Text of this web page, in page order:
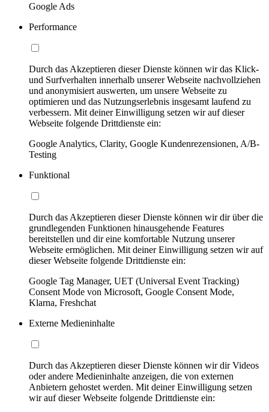
Google Ads
Performance
Durch das Akzeptieren dieser Dienste können wir das Klick-
und Surfverhalten innerhalb unserer Webseite nachvollziehen
und anonymisiert auswerten, um unsere Webseite zu
optimieren und das Nutzungserlebnis insgesamt laufend zu
verbessern. Mit deiner Einwilligung setzen wir auf dieser
Webseite folgende Drittdienste ein:
Google Analytics, Clarity, Google Kundenrezensionen, A/B-
Testing
Funktional
Durch das Akzeptieren dieser Dienste können wir dir über die
grundlegenden Funktionen hinausgehende Features
bereitstellen und dir eine komfortable Nutzung unserer
Webseite ermöglichen. Mit deiner Einwilligung setzen wir auf
dieser Webseite folgende Drittdienste ein:
Google Tag Manager, UET (Universal Event Tracking)
Consent Mode von Microsoft, Google Consent Mode,
Klarna, Freshchat
Externe Medieninhalte
Durch das Akzeptieren dieser Dienste können wir dir Videos
oder andere Medieninhalte anzeigen, die von externen
Anbietern gehostet werden. Mit deiner Einwilligung setzen
wir auf dieser Webseite folgende Drittdienste ein: